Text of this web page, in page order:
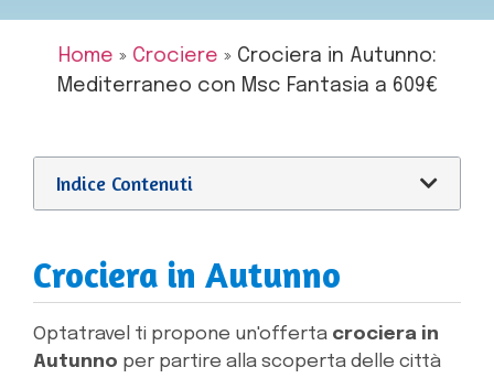
Home » Crociere » Crociera in Autunno:
Mediterraneo con Msc Fantasia a 609€
Indice Contenuti
Crociera in Autunno
Optatravel ti propone un'offerta crociera in
Autunno per partire alla scoperta delle città